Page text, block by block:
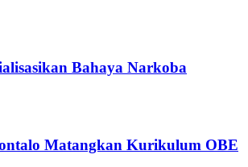
Bahaya Narkoba
Matangkan Kurikulum OBE